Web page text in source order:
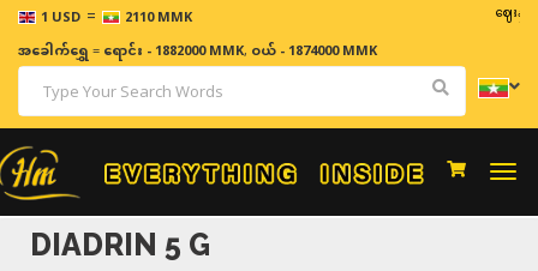
1 USD = 2110 MMK ဈေးနှုန်းမ
အခေါက်ရွှေ=ရောင်း - 1882000 MMK, ဝယ် - 1874000 MMK
DIADRIN 5 G